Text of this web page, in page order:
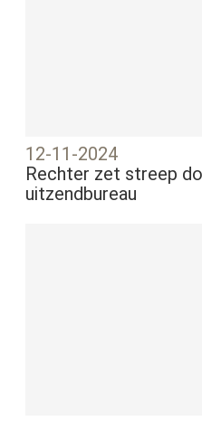
12-11-2024
Rechter zet streep
uitzendbureau